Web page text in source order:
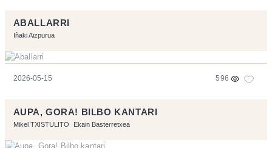
ABALLARRI
Iñaki Aizpurua
2026-05-15 596
AUPA, GORA! BILBO KANTARI
Mikel TXISTULITO Ekain Basterretxea